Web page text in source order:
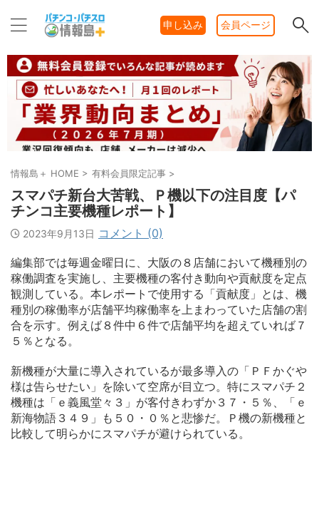
申し込み 会員ページ
情報島＋ HOME > 有料会員限定記事 >
スマパチ新台大苦戦、Ｐ機以下の注目度【パ
チンコ主要機種レポート】
2023年9月13日 コメント (0)
編集部では毎週金曜日に、大阪の８店舗において機種別の
稼働調査を実施し、主要機種の客付き動向や貢献度を定点
観測している。本レポートで使用する「貢献度」とは、機
種別の稼働率が店舗平均稼働率を上まわっていた店舗の割
合を示す。例えば８件中６件で店舗平均を超えていれば７
５％となる。
新機種が大量に導入されているが最多導入の「ＰＦかぐや
様は告らせたい」を除いて空席が目立つ。特にスマパチ２
機種は「ｅ義風堂々３」が客付きわずか３７・５％、「ｅ
新海物語３４９」も５０・０％と悲惨だ。Ｐ機の新機種と
比較して明らかにスマパチが避けられている。